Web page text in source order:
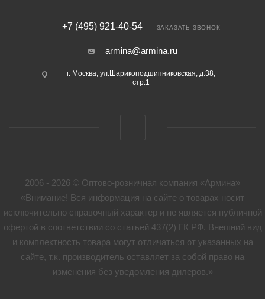
+7 (495) 921-40-54 ЗАКАЗАТЬ ЗВОНОК
armina@armina.ru
г. Москва, ул.Шарикоподшипниковская, д.38,
стр.1
2006 - 2026 © Оптово-розничная компания «Армина»
«Внимание! Вся информация на сайте о товарах носит
исключительно справочный характер и не является публичной
офертой в соответствии со статьей 437(2) ГК РФ. Внешний вид
и комплектность товара могут отличаться от указанных на
сайте, т.к. производитель оставляет за собой право на
изменения без уведомления дилеров.»